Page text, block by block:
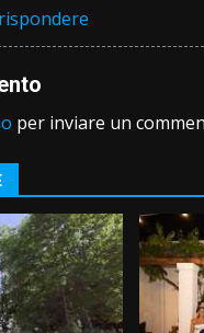
per inviare un